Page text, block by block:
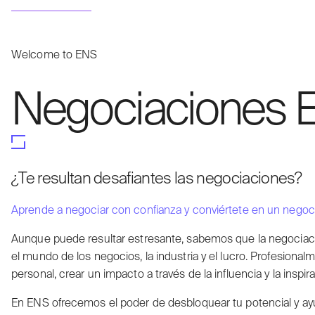
Welcome to ENS
Negociaciones
¿Te resultan desafiantes las negociaciones?
Aprende a negociar con confianza y conviértete en un
Aunque puede resultar estresante, sabemos que la
el mundo de los negocios, la industria y el lucro.
personal, crear un impacto a través de la influencia y la
En ENS ofrecemos el poder de desbloquear tu potencial y